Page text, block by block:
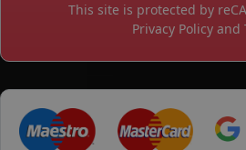
This site is protected by
Privacy Policy and